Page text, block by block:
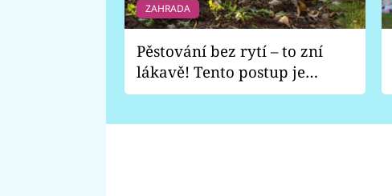
ZAHRADA
Pěstování bez rytí – to zní
lákavě! Tento postup je
vhodný jen pro některé